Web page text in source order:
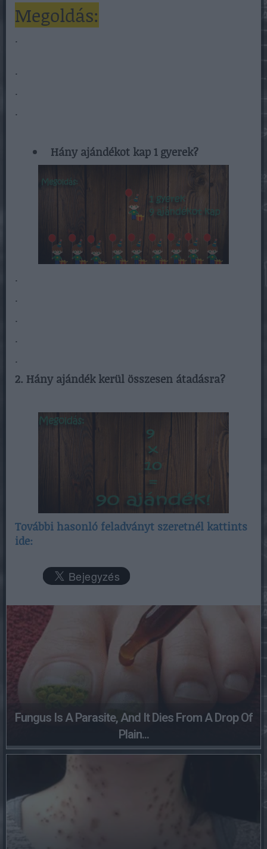
Megoldás:
.
.
.
.
Hány ajándékot kap 1 gyerek?
.
.
.
.
.
2. Hány ajándék kerül összesen átadásra?
További hasonló feladványt szeretnél kattints
ide:
Fungus Is A Parasite, And It Dies From A Drop Of
Plain...